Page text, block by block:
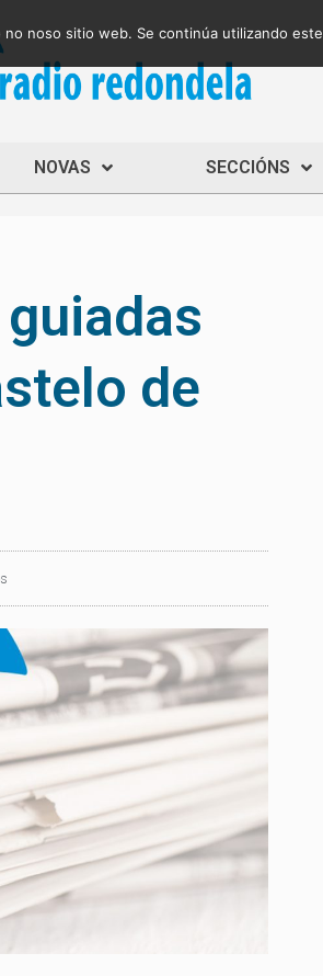
NOVAS SECCIÓNS
de
noso sitio web. Se continúa utilizando